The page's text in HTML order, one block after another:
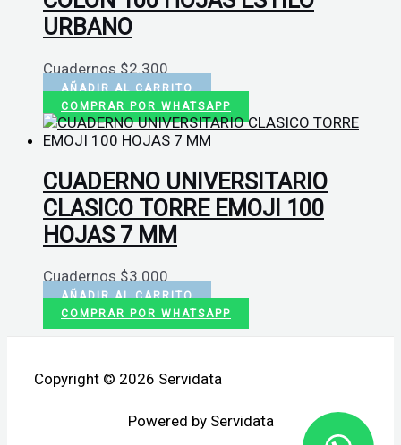
URBANO
Cuadernos $2.300
AÑADIR AL CARRITO
COMPRAR POR WHATSAPP
CUADERNO UNIVERSITARIO
CLASICO TORRE EMOJI 100
HOJAS 7 MM
Cuadernos $3.000
AÑADIR AL CARRITO
COMPRAR POR WHATSAPP
Copyright © 2026 Servidata
Powered by Servidata